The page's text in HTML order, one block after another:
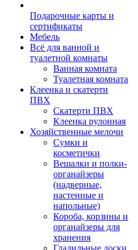
Подарочные карты и
сертификаты
Мебель
Всё для ванной и
туалетной комнаты
Ванная комната
Туалетная комната
Клеенка и скатерти
ПВХ
Скатерти ПВХ
Клеенка рулонная
Хозяйственные мелочи
Сумки и
косметички
Вешалки и полки-
органайзеры
(надверные,
настенные и
напольные)
Короба, корзины и
органайзеры для
хранения
Гладильные доски